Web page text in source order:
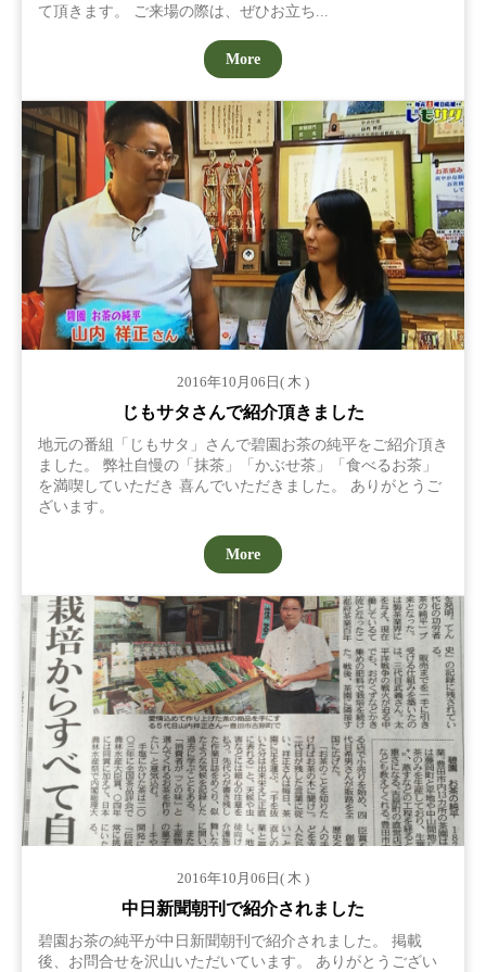
て頂きます。 ご来場の際は、ぜひお立ち...
More
2016年10月06日( 木 )
じもサタさんで紹介頂きました
地元の番組「じもサタ」さんで碧園お茶の純平をご紹介頂き
ました。 弊社自慢の「抹茶」「かぶせ茶」「食べるお茶」
を満喫していただき 喜んでいただきました。 ありがとうご
ざいます。
More
2016年10月06日( 木 )
中日新聞朝刊で紹介されました
碧園お茶の純平が中日新聞朝刊で紹介されました。 掲載
後、お問合せを沢山いただいています。 ありがとうござい